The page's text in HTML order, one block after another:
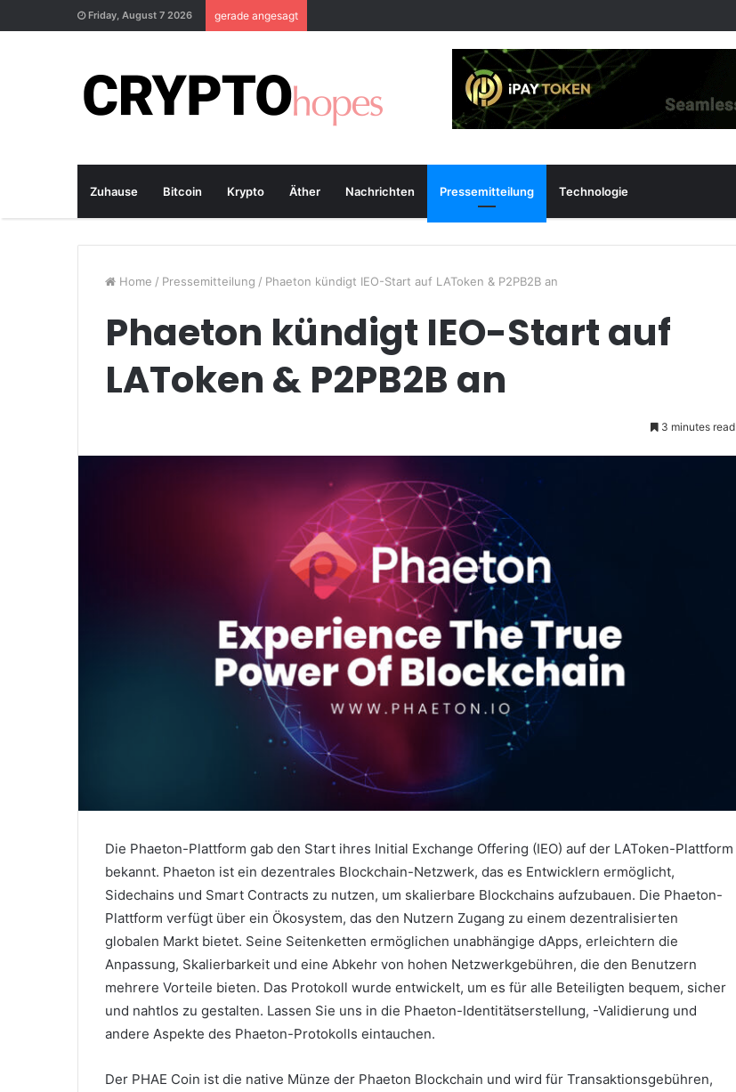
Friday, August 7 2026 gerade angesagt
Zuhause Bitcoin Krypto Äther Nachrichten Pressemitteilung Technologie
Home / Pressemitteilung / Phaeton kündigt IEO-Start auf LAToken & P2PB2B an
Phaeton kündigt IEO-Start auf
LAToken & P2PB2B an
3 minutes read
Die Phaeton-Plattform gab den Start ihres Initial Exchange Offering (IEO) auf der LAToken-Plattform
bekannt. Phaeton ist ein dezentrales Blockchain-Netzwerk, das es Entwicklern ermöglicht,
Sidechains und Smart Contracts zu nutzen, um skalierbare Blockchains aufzubauen. Die Phaeton-
Plattform verfügt über ein Ökosystem, das den Nutzern Zugang zu einem dezentralisierten
globalen Markt bietet. Seine Seitenketten ermöglichen unabhängige dApps, erleichtern die
Anpassung, Skalierbarkeit und eine Abkehr von hohen Netzwerkgebühren, die den Benutzern
mehrere Vorteile bieten. Das Protokoll wurde entwickelt, um es für alle Beteiligten bequem, sicher
und nahtlos zu gestalten. Lassen Sie uns in die Phaeton-Identitätserstellung, -Validierung und
andere Aspekte des Phaeton-Protokolls eintauchen.
Der PHAE Coin ist die native Münze der Phaeton Blockchain und wird für Transaktionsgebühren,